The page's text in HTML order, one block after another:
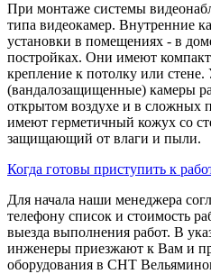
При монтаже системы
типа видеокамер. Внутренние
установки в помещениях - в
постройках. Они имеют
крепление к потолку или
(вандалозащищенные) камеры
открытом воздухе и в сложных
имеют герметичный кожух со
защищающий от влаги и пыли.
Когда готовы приступить к
Для начала наши менеджера
телефону список и стоимость
выезда выполнения работ. В
инженеры приезжают к Вам и
оборудования в СНТ